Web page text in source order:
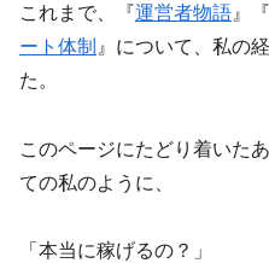
これまで、『運営者物語 』『
ート体制 』について、私の
た。
このページにたどり着いた
ての私のように、
「本当に稼げるの？」